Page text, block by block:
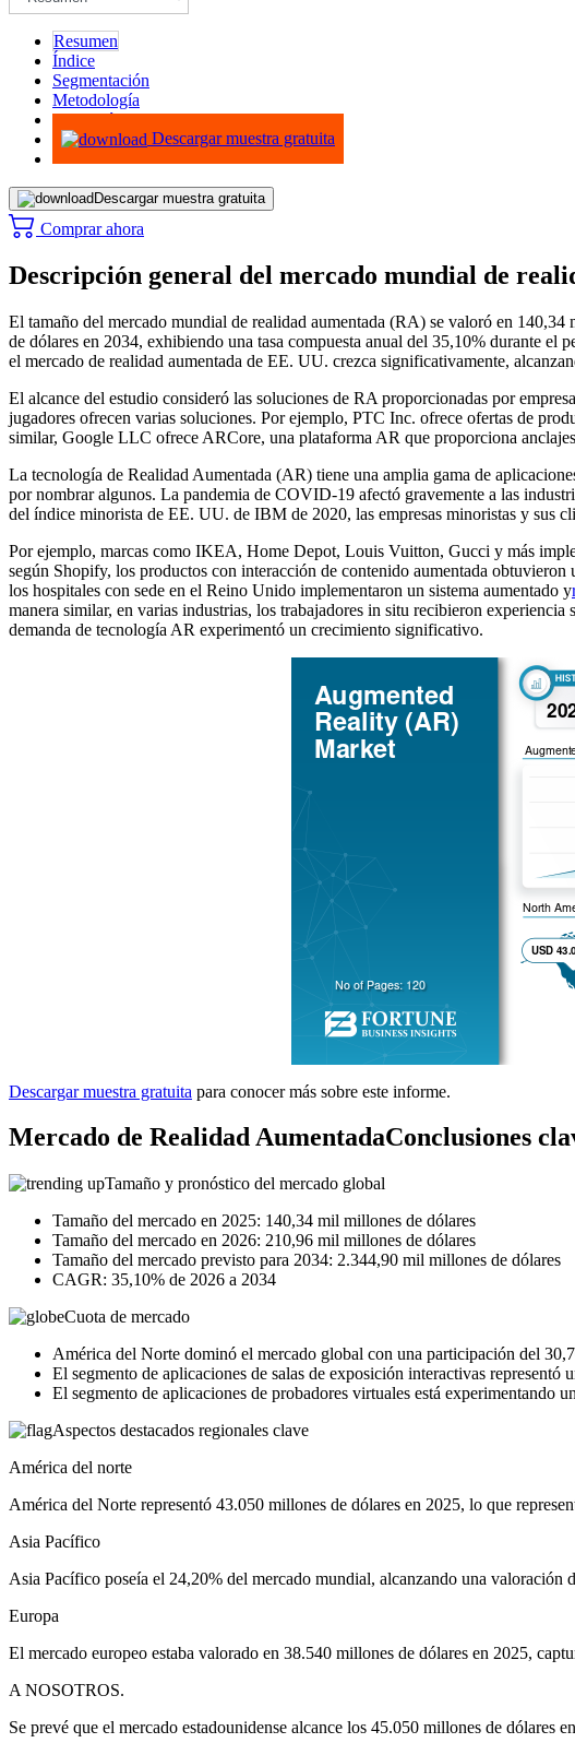
Resumen
Índice
Segmentación
Metodología
Infografías
Descargar muestra gratuita
Descargar muestra gratuita
Comprar ahora
Descripción general del mercado mundial de
El tamaño del mercado mundial de realidad aumentada (RA) se valoró en
de dólares en 2034, exhibiendo una tasa compuesta anual del 35,10% durante
el mercado de realidad aumentada de EE. UU. crezca significativamente,
El alcance del estudio consideró las soluciones de RA proporcionadas por
jugadores ofrecen varias soluciones. Por ejemplo, PTC Inc. ofrece ofertas de
similar, Google LLC ofrece ARCore, una plataforma AR que proporciona
La tecnología de Realidad Aumentada (AR) tiene una amplia gama de
por nombrar algunos. La pandemia de COVID-19 afectó gravemente a las
del índice minorista de EE. UU. de IBM de 2020, las empresas minoristas y sus
Por ejemplo, marcas como IKEA, Home Depot, Louis Vuitton, Gucci y más
según Shopify, los productos con interacción de contenido aumentada
los hospitales con sede en el Reino Unido implementaron un sistema aumentado y
manera similar, en varias industrias, los trabajadores in situ recibieron
demanda de tecnología AR experimentó un crecimiento significativo.
Descargar muestra gratuita para conocer más sobre este informe.
Mercado de Realidad AumentadaConclusiones
Tamaño y pronóstico del mercado global
Tamaño del mercado en 2025: 140,34 mil millones de dólares
Tamaño del mercado en 2026: 210,96 mil millones de dólares
Tamaño del mercado previsto para 2034: 2.344,90 mil millones de dólares
CAGR: 35,10% de 2026 a 2034
Cuota de mercado
América del Norte dominó el mercado global con una participación del
El segmento de aplicaciones de salas de exposición interactivas representó
El segmento de aplicaciones de probadores virtuales está experimentando
Aspectos destacados regionales clave
América del norte
América del Norte representó 43.050 millones de dólares en 2025, lo que
Asia Pacífico
Asia Pacífico poseía el 24,20% del mercado mundial, alcanzando una valoración
Europa
El mercado europeo estaba valorado en 38.540 millones de dólares en 2025,
A NOSOTROS.
Se prevé que el mercado estadounidense alcance los 45.050 millones de dólares